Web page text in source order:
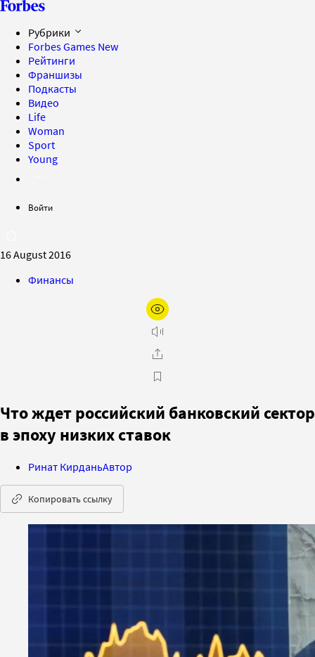
Рубрики
Forbes Games New
Рейтинги
Франшизы
Подкасты
Видео
Life
Woman
Sport
Young
Войти
16 August 2016
Финансы
Что ждет российский банковский сектор
в эпоху низких ставок
Ринат КирданьАвтор
Копировать ссылку